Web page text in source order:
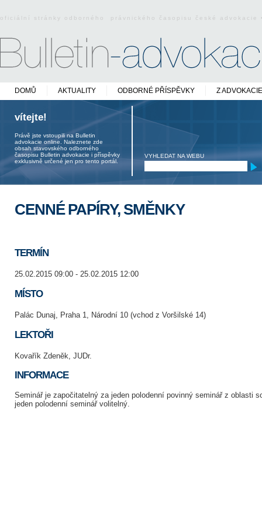
oficiální stránky odborného právnického časopisu české
DOMŮ AKTUALITY ODBORNÉ PŘÍSPĚVKY Z ADVOKACIE
vítejte!
Právě jste vstoupili na Bulletin
advokacie online. Naleznete zde
obsah stavovského odborného
časopisu Bulletin advokacie i příspěvky
exklusivně určené jen pro tento portál.
VYHLEDAT NA WEBU
CENNÉ PAPÍRY, SMĚNKY
TERMÍN
25.02.2015 09:00 - 25.02.2015 12:00
MÍSTO
Palác Dunaj, Praha 1, Národní 10 (vchod z Voršilské 14)
LEKTOŘI
Kovařík Zdeněk, JUDr.
INFORMACE
Seminář je započitatelný za jeden polodenní povinný seminář z oblasti
jeden polodenní seminář volitelný.